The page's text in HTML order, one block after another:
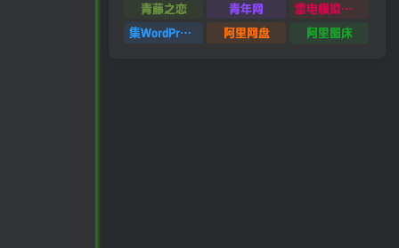
青藤之恋
青年网
雷电模拟器9.0
集WordPress集插件
阿里网盘 阿里图床